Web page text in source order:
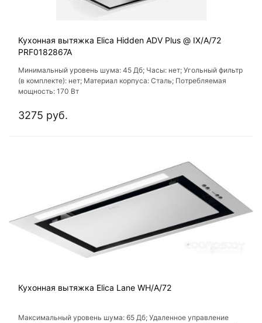
Кухонная вытяжка Elica Hidden ADV Plus @ IX/A/72
PRF0182867A
Минимальный уровень шума: 45 Дб; Часы: нет; Угольный фильтр
(в комплекте): нет; Материал корпуса: Сталь; Потребляемая
мощность: 170 Вт
3275 руб.
Кухонная вытяжка Elica Lane WH/A/72
Максимальный уровень шума: 65 Дб; Удаленное управление